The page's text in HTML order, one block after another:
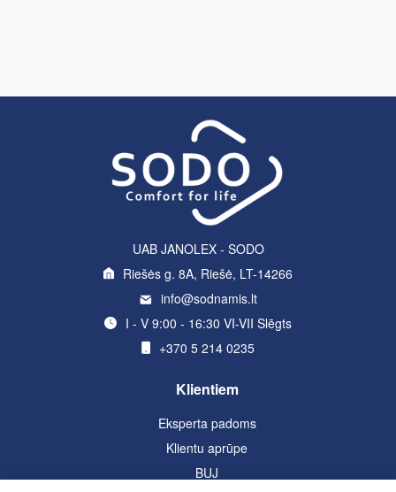
UAB JANOLEX - SODO
Riešės g. 8A, Riešė, LT-14266
info@sodnamis.lt
I - V 9:00 - 16:30 VI-VII Slēgts
+370 5 214 0235
Klientiem
Eksperta padoms
Klientu aprūpe
BUJ